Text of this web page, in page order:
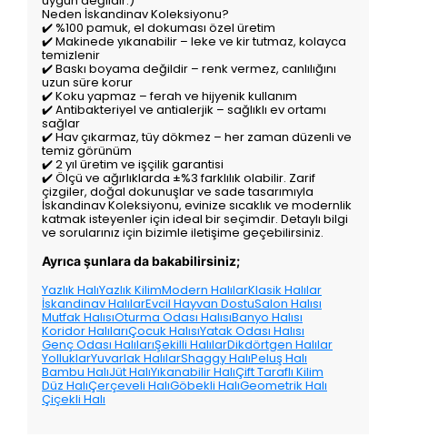
Neden İskandinav Koleksiyonu?
✔️ %100 pamuk, el dokuması özel üretim
✔️ Makinede yıkanabilir – leke ve kir tutmaz, kolayca
temizlenir
✔️ Baskı boyama değildir – renk vermez, canlılığını
uzun süre korur
✔️ Koku yapmaz – ferah ve hijyenik kullanım
✔️ Antibakteriyel ve antialerjik – sağlıklı ev ortamı
sağlar
✔️ Hav çıkarmaz, tüy dökmez – her zaman düzenli ve
temiz görünüm
✔️ 2 yıl üretim ve işçilik garantisi
✔️ Ölçü ve ağırlıklarda ±%3 farklılık olabilir. Zarif
çizgiler, doğal dokunuşlar ve sade tasarımıyla
İskandinav Koleksiyonu, evinize sıcaklık ve modernlik
katmak isteyenler için ideal bir seçimdir. Detaylı bilgi
ve sorularınız için bizimle iletişime geçebilirsiniz.
Ayrıca şunlara da bakabilirsiniz;
Yazlık HalıYazlık KilimModern HalılarKlasik Halılar
İskandinav HalılarEvcil Hayvan DostuSalon Halısı
Mutfak HalısıOturma Odası HalısıBanyo Halısı
Koridor HalılarıÇocuk HalısıYatak Odası Halısı
Genç Odası HalılarıŞekilli HalılarDikdörtgen Halılar
YolluklarYuvarlak HalılarShaggy HalıPeluş Halı
Bambu HalıJüt HalıYıkanabilir HalıÇift Taraflı Kilim
Düz HalıÇerçeveli HalıGöbekli HalıGeometrik Halı
Çiçekli Halı